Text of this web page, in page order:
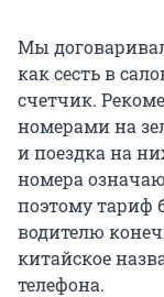
Мы
как сесть в
счетчик.
номерами на
и поездка на
номера
поэтому тариф
водителю
китайское
телефона.